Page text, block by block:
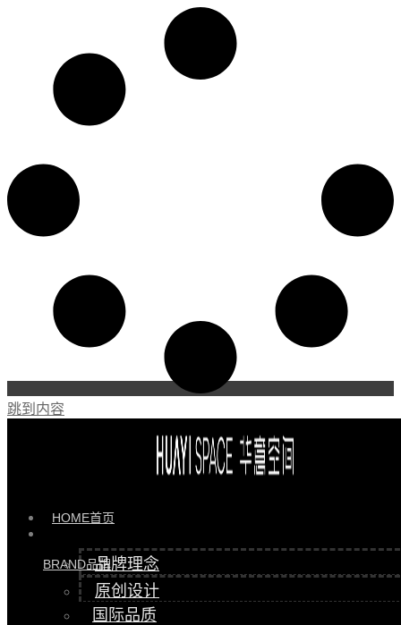
跳到内容
HOME首页
BRAND品牌
品牌理念
原创设计
国际品质